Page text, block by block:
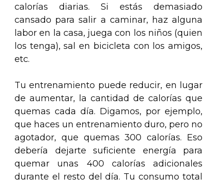
calorías diarias. Si estás demasiado
cansado para salir a caminar, haz alguna
labor en la casa, juega con los niños (quien
los tenga), sal en bicicleta con los amigos,
etc.
Tu entrenamiento puede reducir, en lugar
de aumentar, la cantidad de calorías que
quemas cada día. Digamos, por ejemplo,
que haces un entrenamiento duro, pero no
agotador, que quemas 300 calorías. Eso
debería dejarte suficiente energía para
quemar unas 400 calorías adicionales
durante el resto del día. Tu consumo total